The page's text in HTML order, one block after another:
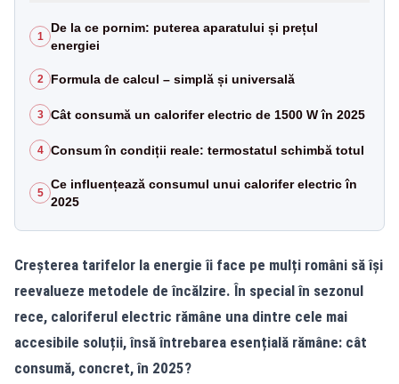
1
De la ce pornim: puterea aparatului și prețul
energiei
2 Formula de calcul – simplă și universală
3 Cât consumă un calorifer electric de 1500 W în 2025
4 Consum în condiții reale: termostatul schimbă totul
5
Ce influențează consumul unui calorifer electric în
2025
Creșterea tarifelor la energie îi face pe mulți români să își
reevalueze metodele de încălzire. În special în sezonul
rece, caloriferul electric rămâne una dintre cele mai
accesibile soluții, însă întrebarea esențială rămâne: cât
consumă, concret, în 2025?